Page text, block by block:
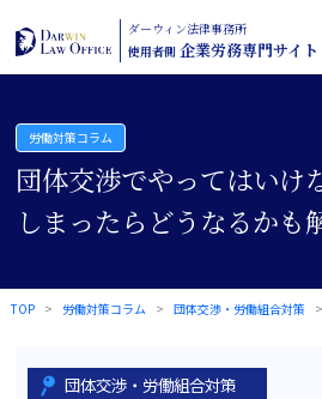
ダーウィン法律事務所
使用者側 企業労務専門サイト
労働対策コラム
団体交渉でやってはいけ
しまったらどうなるかも
TOP 労働対策コラム 団体交渉・労働組合対策
団体交渉・労働組合対策